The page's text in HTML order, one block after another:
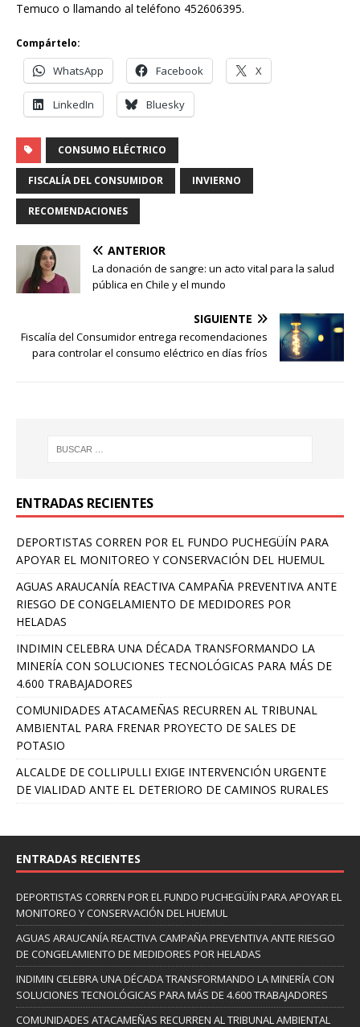
Temuco o llamando al teléfono 452606395.
Compártelo:
WhatsApp Facebook X
LinkedIn Bluesky
CONSUMO ELÉCTRICO
FISCALÍA DEL CONSUMIDOR INVIERNO
RECOMENDACIONES
ANTERIOR
La donación de sangre: un acto vital para la salud
pública en Chile y el mundo
SIGUIENTE
Fiscalía del Consumidor entrega recomendaciones
para controlar el consumo eléctrico en días fríos
ENTRADAS RECIENTES
DEPORTISTAS CORREN POR EL FUNDO PUCHEGÜÍN PARA
APOYAR EL MONITOREO Y CONSERVACIÓN DEL HUEMUL
AGUAS ARAUCANÍA REACTIVA CAMPAÑA PREVENTIVA ANTE
RIESGO DE CONGELAMIENTO DE MEDIDORES POR
HELADAS
INDIMIN CELEBRA UNA DÉCADA TRANSFORMANDO LA
MINERÍA CON SOLUCIONES TECNOLÓGICAS PARA MÁS DE
4.600 TRABAJADORES
COMUNIDADES ATACAMEÑAS RECURREN AL TRIBUNAL
AMBIENTAL PARA FRENAR PROYECTO DE SALES DE
POTASIO
ALCALDE DE COLLIPULLI EXIGE INTERVENCIÓN URGENTE
DE VIALIDAD ANTE EL DETERIORO DE CAMINOS RURALES
ENTRADAS RECIENTES
DEPORTISTAS CORREN POR EL FUNDO PUCHEGÜÍN PARA APOYAR EL
MONITOREO Y CONSERVACIÓN DEL HUEMUL
AGUAS ARAUCANÍA REACTIVA CAMPAÑA PREVENTIVA ANTE RIESGO
DE CONGELAMIENTO DE MEDIDORES POR HELADAS
INDIMIN CELEBRA UNA DÉCADA TRANSFORMANDO LA MINERÍA CON
SOLUCIONES TECNOLÓGICAS PARA MÁS DE 4.600 TRABAJADORES
COMUNIDADES ATACAMEÑAS RECURREN AL TRIBUNAL AMBIENTAL